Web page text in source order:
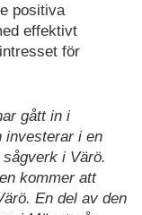
positiva
effektivt
för
gått in i
investerar i en
i Värö.
kommer att
En del av den